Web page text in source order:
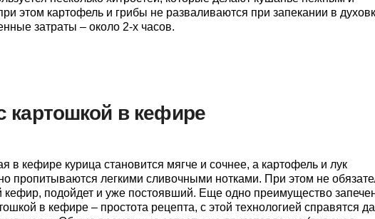
этом картофель и грибы не разваливаются при запекании в
затраты – около 2-х часов.
картошкой в кефире
в кефире курица становится мягче и сочнее, а картофель и лук
пропитываются легкими сливочными нотками. При этом не
кефир, подойдет и уже постоявший. Еще одно преимущество
в кефире – простота рецепта, с этой технологией справятся